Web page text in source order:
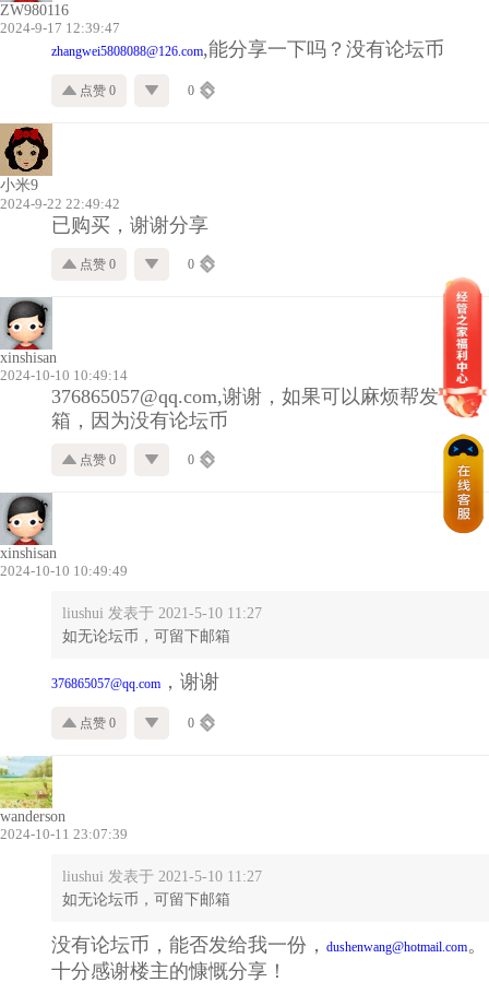
ZW980116
2024-9-17 12:39:47
zhangwei5808088@126.com,能分享一下吗？没有论坛币
点赞 0 0
小米9
2024-9-22 22:49:42
已购买，谢谢分享
点赞 0 0
xinshisan
2024-10-10 10:49:14
376865057@qq.com,谢谢，如果可以麻烦帮发下邮
箱，因为没有论坛币
点赞 0 0
xinshisan
2024-10-10 10:49:49
liushui 发表于 2021-5-10 11:27
如无论坛币，可留下邮箱
376865057@qq.com ，谢谢
点赞 0 0
wanderson
2024-10-11 23:07:39
liushui 发表于 2021-5-10 11:27
如无论坛币，可留下邮箱
没有论坛币，能否发给我一份， dushenwang@hotmail.com。
十分感谢楼主的慷慨分享！